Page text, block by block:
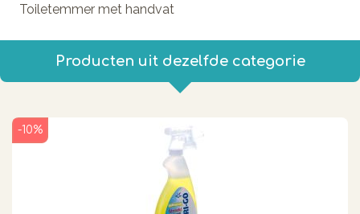
Toiletemmer met handvat
Producten uit dezelfde categorie
-10%